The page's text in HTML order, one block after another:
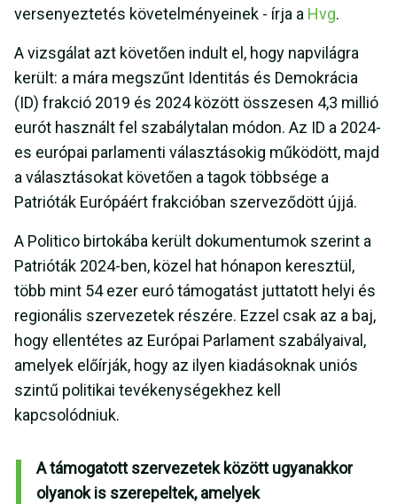
versenyeztetés követelményeinek - írja a Hvg.
A vizsgálat azt követően indult el, hogy napvilágra
került: a mára megszűnt Identitás és Demokrácia
(ID) frakció 2019 és 2024 között összesen 4,3 millió
eurót használt fel szabálytalan módon. Az ID a 2024-
es európai parlamenti választásokig működött, majd
a választásokat követően a tagok többsége a
Patrióták Európáért frakcióban szerveződött újjá.
A Politico birtokába került dokumentumok szerint a
Patrióták 2024-ben, közel hat hónapon keresztül,
több mint 54 ezer euró támogatást juttatott helyi és
regionális szervezetek részére. Ezzel csak az a baj,
hogy ellentétes az Európai Parlament szabályaival,
amelyek előírják, hogy az ilyen kiadásoknak uniós
szintű politikai tevékenységekhez kell
kapcsolódniuk.
A támogatott szervezetek között ugyanakkor
olyanok is szerepeltek, amelyek